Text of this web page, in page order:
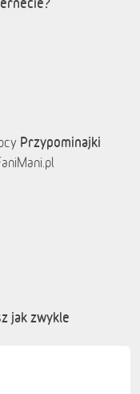
Przypominajki
jak zwykle